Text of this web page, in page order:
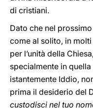
di cristiani.
Dato che nel
come al solito, in
per l’unità della
specialmente in
istantemente Iddio,
prima il desiderio del
custodisci nel tuo